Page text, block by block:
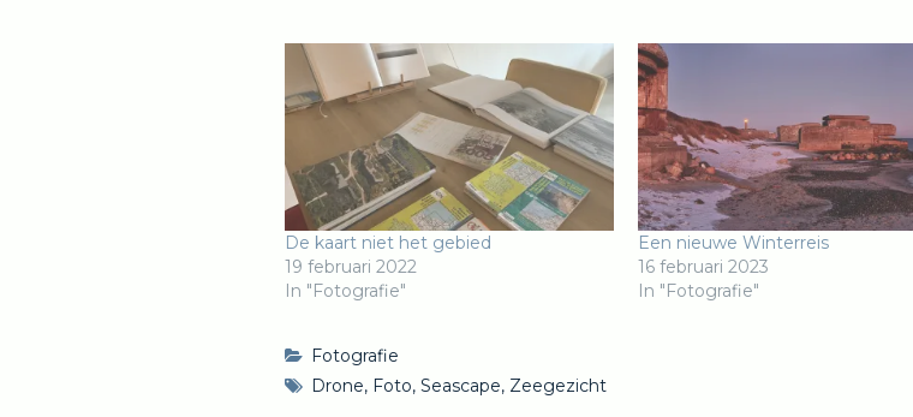
De kaart niet het gebied
19 februari 2022
In "Fotografie"
Een nieuwe Winterreis
16 februari 2023
In "Fotografie"
Fotografie
Drone, Foto, Seascape, Zeegezicht